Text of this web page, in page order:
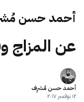
أحمد حسن
عن المزاج
أحمد حسن مُشرِف
١٢ نوفمبر ٢٠١٧